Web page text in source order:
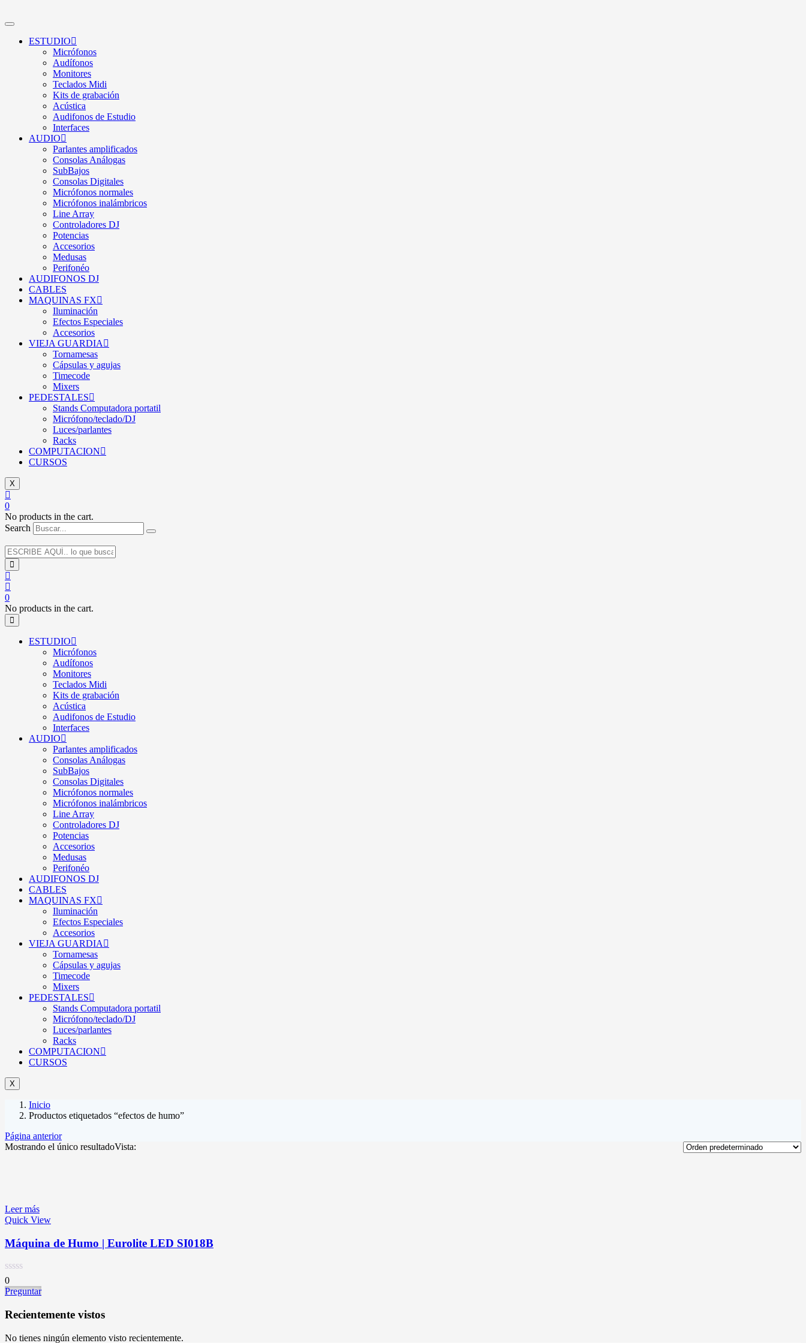
ESTUDIO
Micrófonos
Audífonos
Monitores
Teclados Midi
Kits de grabación
Acústica
Audifonos de Estudio
Interfaces
AUDIO
Parlantes amplificados
Consolas Análogas
SubBajos
Consolas Digitales
Micrófonos normales
Micrófonos inalámbricos
Line Array
Controladores DJ
Potencias
Accesorios
Medusas
Perifonéo
AUDIFONOS DJ
CABLES
MAQUINAS FX
Iluminación
Efectos Especiales
Accesorios
VIEJA GUARDIA
Tornamesas
Cápsulas y agujas
Timecode
Mixers
PEDESTALES
Stands Computadora portatil
Micrófono/teclado/DJ
Luces/parlantes
Racks
COMPUTACION
CURSOS
X
0
No products in the cart.
Search
0
No products in the cart.
ESTUDIO
Micrófonos
Audífonos
Monitores
Teclados Midi
Kits de grabación
Acústica
Audifonos de Estudio
Interfaces
AUDIO
Parlantes amplificados
Consolas Análogas
SubBajos
Consolas Digitales
Micrófonos normales
Micrófonos inalámbricos
Line Array
Controladores DJ
Potencias
Accesorios
Medusas
Perifonéo
AUDIFONOS DJ
CABLES
MAQUINAS FX
Iluminación
Efectos Especiales
Accesorios
VIEJA GUARDIA
Tornamesas
Cápsulas y agujas
Timecode
Mixers
PEDESTALES
Stands Computadora portatil
Micrófono/teclado/DJ
Luces/parlantes
Racks
COMPUTACION
CURSOS
X
Inicio
Productos etiquetados “efectos de humo”
Página anterior
Mostrando el único resultadoVista:
Leer más
Quick View
Máquina de Humo | Eurolite LED SI018B
0
Preguntar
Recientemente vistos
No tienes ningún elemento visto recientemente.